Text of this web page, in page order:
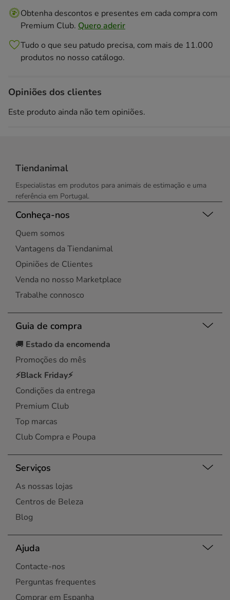
Obtenha descontos e presentes em cada compra com
Premium Club. Quero aderir
Tudo o que seu patudo precisa, com mais de 11.000
produtos no nosso catálogo.
Opiniões dos clientes
Este produto ainda não tem opiniões.
Tiendanimal
Especialistas em produtos para animais de estimação e uma
referência em Portugal.
Conheça-nos
Quem somos
Vantagens da Tiendanimal
Opiniões de Clientes
Venda no nosso Marketplace
Trabalhe connosco
Guia de compra
🚚 Estado da encomenda
Promoções do mês
⚡Black Friday⚡
Condições da entrega
Premium Club
Top marcas
Club Compra e Poupa
Serviços
As nossas lojas
Centros de Beleza
Blog
Ajuda
Contacte-nos
Perguntas frequentes
Comprar em Espanha